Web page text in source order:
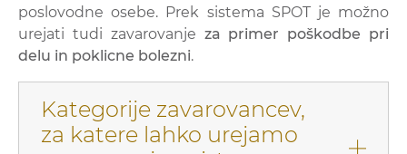
poslovodne osebe. Prek sistema SPOT je možno
urejati tudi zavarovanje za primer poškodbe pri
delu in poklicne bolezni.
Kategorije zavarovancev,
za katere lahko urejamo